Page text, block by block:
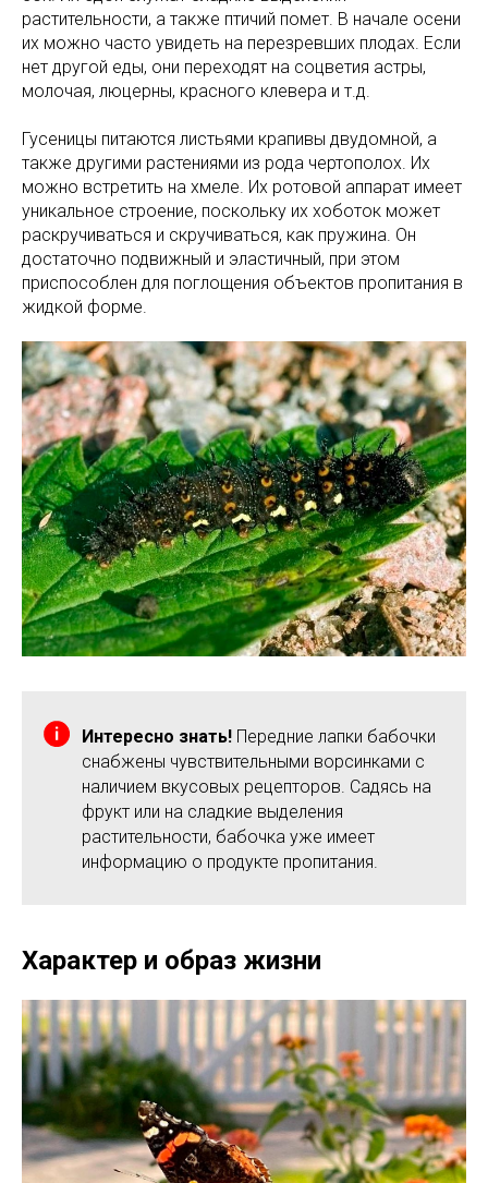
растительности, а также птичий помет. В начале осени
их можно часто увидеть на перезревших плодах. Если
нет другой еды, они переходят на соцветия астры,
молочая, люцерны, красного клевера и т.д.
Гусеницы питаются листьями крапивы двудомной, а
также другими растениями из рода чертополох. Их
можно встретить на хмеле. Их ротовой аппарат имеет
уникальное строение, поскольку их хоботок может
раскручиваться и скручиваться, как пружина. Он
достаточно подвижный и эластичный, при этом
приспособлен для поглощения объектов пропитания в
жидкой форме.
Интересно знать! Передние лапки бабочки
снабжены чувствительными ворсинками с
наличием вкусовых рецепторов. Садясь на
фрукт или на сладкие выделения
растительности, бабочка уже имеет
информацию о продукте пропитания.
Характер и образ жизни